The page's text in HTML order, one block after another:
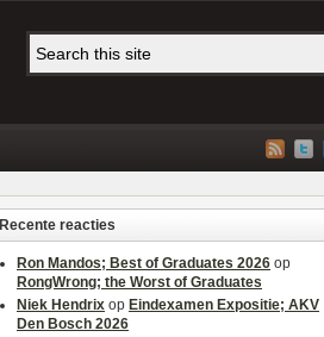
Recente reacties
Ron Mandos; Best of Graduates 2026 op
RongWrong; the Worst of Graduates
Niek Hendrix op Eindexamen Expositie; AKV
Den Bosch 2026